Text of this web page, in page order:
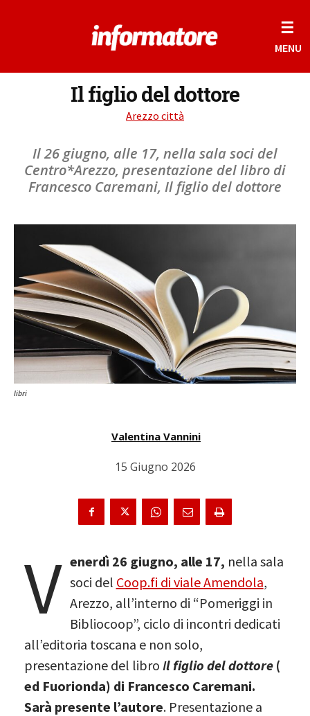
☰
MENU
Il figlio del dottore
Arezzo città
Il 26 giugno, alle 17, nella sala soci del
Centro*Arezzo, presentazione del libro di
Francesco Caremani, Il figlio del dottore
libri
Valentina Vannini
15 Giugno 2026
V enerdì 26 giugno, alle 17, nella sala
soci del Coop.fi di viale Amendola,
Arezzo, all’interno di “Pomeriggi in
Bibliocoop”, ciclo di incontri dedicati
all’editoria toscana e non solo,
presentazione del libro Il figlio del dottore (
ed Fuorionda) di Francesco Caremani.
Sarà presente l’autore. Presentazione a